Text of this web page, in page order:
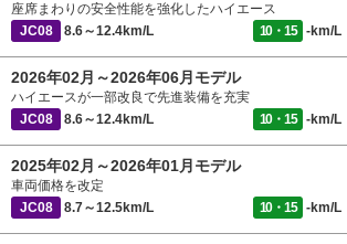
座席まわりの安全性能を強化したハイエース
JC08
8.6～12.4km/L 10・15 -km/L
2026年02月～2026年06月モデル
ハイエースが一部改良で先進装備を充実
JC08
8.6～12.4km/L 10・15 -km/L
2025年02月～2026年01月モデル
車両価格を改定
JC08
8.7～12.5km/L 10・15 -km/L